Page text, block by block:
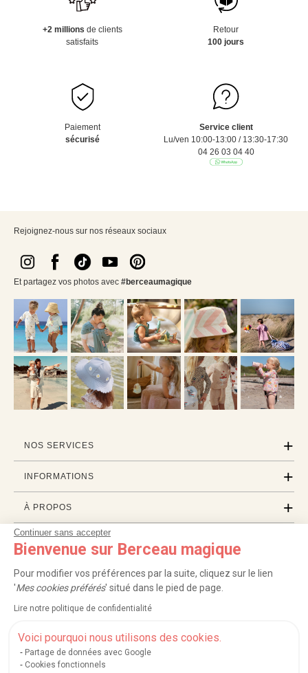
Continuer sans accepter
Bienvenue sur Berceau magique
Pour modifier vos préférences par la suite, cliquez sur le lien
'Mes cookies préférés' situé dans le pied de page.
Lire notre politique de confidentialité
Voici pourquoi nous utilisons des cookies.
Partage de données avec Google
Cookies fonctionnels
+2 millions de clients
satisfaits
Retour
100 jours
Paiement
sécurisé
Service client
Lu/ven 10:00-13:00 / 13:30-17:30
04 26 03 04 40
Rejoignez-nous sur nos réseaux sociaux
Et partagez vos photos avec #berceaumagique
NOS SERVICES
INFORMATIONS
À PROPOS
PROFESSIONNELS
LISTES CADEAUX
Service après-vente| FAQ |Rappels de produits|Protection des données
Mentions légales et crédits Conditions générales de ventes